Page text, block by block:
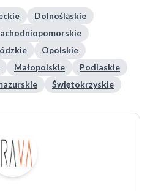
Dolnośląskie
Opolskie
Małopolskie
Podlaskie
Świętokrzyskie